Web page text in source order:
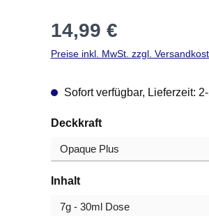
Regulärer Preis:
14,99 €
Preise inkl. MwSt. zzgl.
Sofort verfügbar, Lieferzeit:
Deckkraftauswählen
Inhaltauswählen